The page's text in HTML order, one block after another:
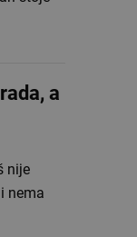
a
nije
nema